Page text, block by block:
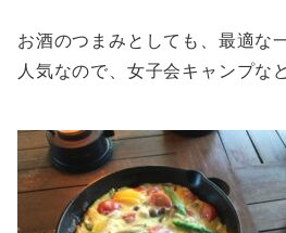
お酒のつまみとしても、最適な
人気なので、女子会キャンプな